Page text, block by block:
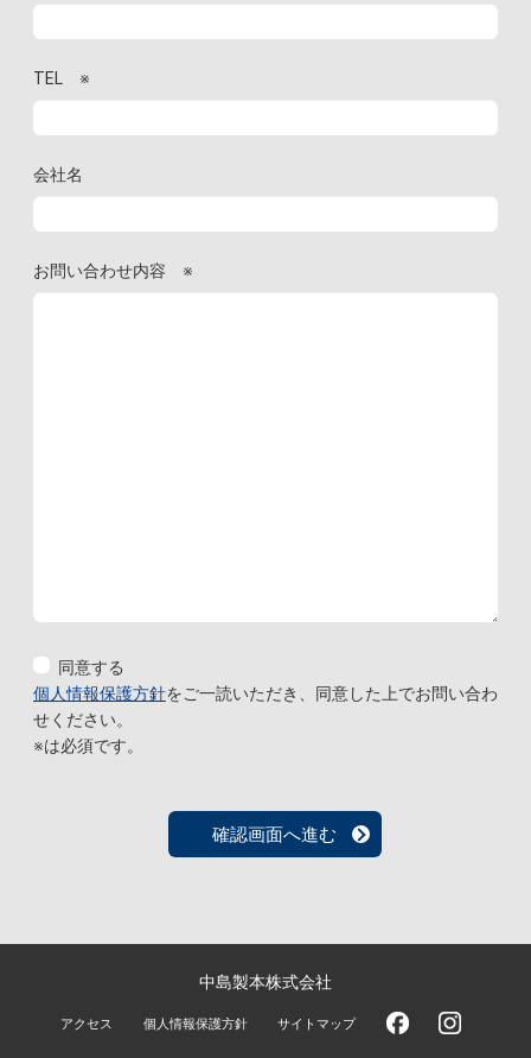
TEL ※
会社名
お問い合わせ内容 ※
同意する
個人情報保護方針をご一読いただき、同意した上でお問い合わ
せください。
※は必須です。
中島製本株式会社
アクセス 個人情報保護方針 サイトマップ